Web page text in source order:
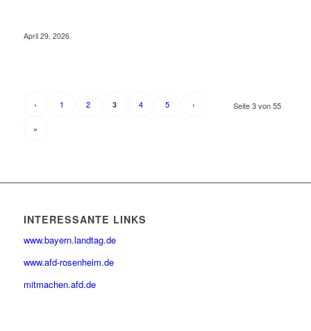
April 29, 2026
Seite 3 von 55
‹ 1 2 3 4 5 ›
»
INTERESSANTE LINKS
www.bayern.landtag.de
www.afd-rosenheim.de
mitmachen.afd.de